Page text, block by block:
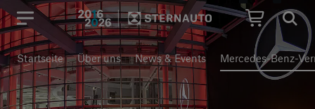
Hauptregion der Seite
Startseite Über uns News & Events Mercedes-Benz-